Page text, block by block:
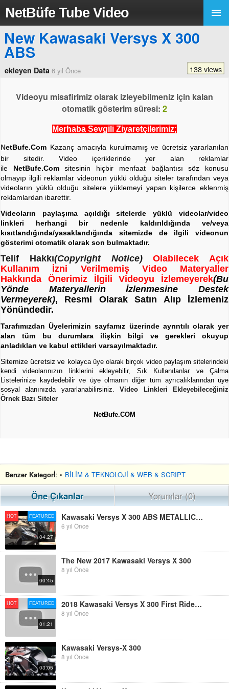
NetBüfe Tube Video
New Kawasaki Versys X 300
ABS
ekleyen Data 6 yıl Önce 138 views
Videoyu misafirimiz olarak izleyebilmeniz için kalan
otomatik gösterim süresi: 2
Merhaba Sevgili Ziyaretçilerimiz;
NetBufe.Com Kazanç amacıyla kurulmamış ve ücretsiz yararlanılan
bir sitedir. Video içeriklerinde yer alan reklamlar
ile NetBufe.Comsitesinin hiçbir menfaat bağlantısı söz konusu
olmayıp ilgili reklamlar videonun yüklü olduğu siteler tarafından veya
videoların yüklü olduğu sitelere yüklemeyi yapan kişilerce eklenmiş
reklamlardan ibarettir.
Videoların paylaşıma açıldığı sitelerde yüklü videolar/video
linkleri herhangi bir nedenle kaldırıldığında ve/veya
kısıtlandığında/yasaklandığında sitemizde de ilgili videonun
gösterimi otomatik olarak son bulmaktadır.
Telif Hakkı(Copyright Notice)
Olabilecek Açık
Kullanım İzni Verilmemiş Video Materyaller
Hakkında Önerimiz İlgili Videoyu İzlemeyerek(Bu
Yönde Materyallerin İzlenmesine Destek
Vermeyerek), Resmi Olarak Satın Alıp İzlemeniz
Yönündedir.
Tarafımızdan Üyelerimizin sayfamız üzerinde ayrıntılı olarak yer
alan tüm bu durumlara ilişkin bilgi ve gerekleri okuyup
anladıkları ve kabul ettikleri varsayılmaktadır.
Sitemize ücretsiz ve kolayca üye olarak birçok video paylaşım sitelerindeki
kendi videolarınızın linklerini ekleyebilir, Sık Kullanılanlar ve Çalma
Listelerinize kaydedebilir ve üye olmanın diğer tüm ayrıcalıklarından üye
sosyal alanınızda yararlanabilirsiniz.Video Linkleri Ekleyebileceğiniz
Örnek Bazı Siteler
NetBufe.COM
Benzer Kategorİ: • BİLİM & TEKNOLOJİ & WEB & SCRIPT
Öne Çıkanlar Yorumlar (0)
HOT FEATURED
04:27
Kawasaki Versys X 300 ABS METALLIC SPARK BLACK
6 yıl Önce
00:45
The New 2017 Kawasaki Versys X 300
8 yıl Önce
HOT FEATURED
01:21
2018 Kawasaki Versys X 300 First Ride Ll Zen Motorcycle
8 yıl Önce
03:05
Kawasaki Versys-X 300
8 yıl Önce